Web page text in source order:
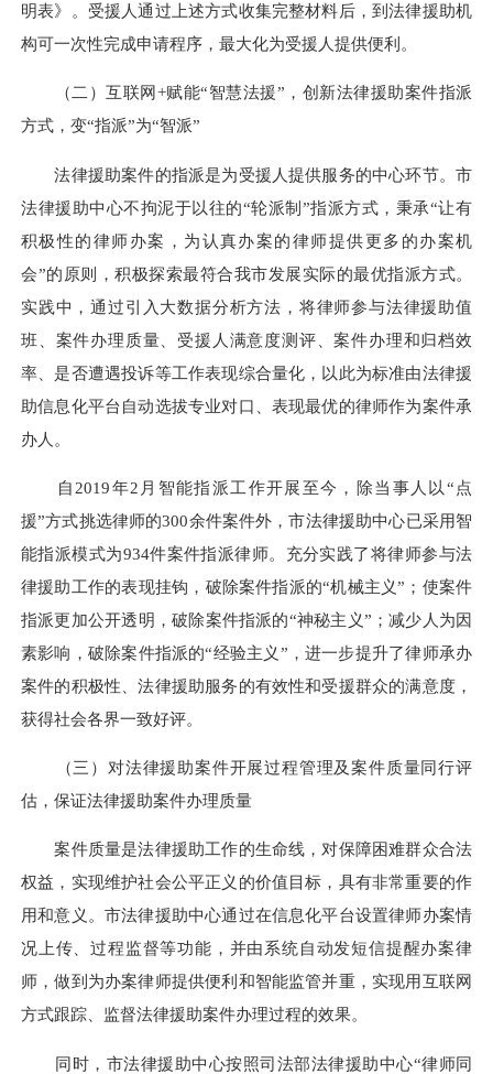
明表》。受援人通过上述方式收集完整材料后，到法律援助机
构可一次性完成申请程序，最大化为受援人提供便利。
（二）互联网+赋能“智慧法援”，创新法律援助案件指派
方式，变“指派”为“智派”
法律援助案件的指派是为受援人提供服务的中心环节。市
法律援助中心不拘泥于以往的“轮派制”指派方式，秉承“让有
积极性的律师办案，为认真办案的律师提供更多的办案机
会”的原则，积极探索最符合我市发展实际的最优指派方式。
实践中，通过引入大数据分析方法，将律师参与法律援助值
班、案件办理质量、受援人满意度测评、案件办理和归档效
率、是否遭遇投诉等工作表现综合量化，以此为标准由法律援
助信息化平台自动选拔专业对口、表现最优的律师作为案件承
办人。
自2019年2月智能指派工作开展至今，除当事人以“点
援”方式挑选律师的300余件案件外，市法律援助中心已采用智
能指派模式为934件案件指派律师。充分实践了将律师参与法
律援助工作的表现挂钩，破除案件指派的“机械主义”；使案件
指派更加公开透明，破除案件指派的“神秘主义”；减少人为因
素影响，破除案件指派的“经验主义”，进一步提升了律师承办
案件的积极性、法律援助服务的有效性和受援群众的满意度，
获得社会各界一致好评。
（三）对法律援助案件开展过程管理及案件质量同行评
估，保证法律援助案件办理质量
案件质量是法律援助工作的生命线，对保障困难群众合法
权益，实现维护社会公平正义的价值目标，具有非常重要的作
用和意义。市法律援助中心通过在信息化平台设置律师办案情
况上传、过程监督等功能，并由系统自动发短信提醒办案律
师，做到为办案律师提供便利和智能监管并重，实现用互联网
方式跟踪、监督法律援助案件办理过程的效果。
同时，市法律援助中心按照司法部法律援助中心“律师同